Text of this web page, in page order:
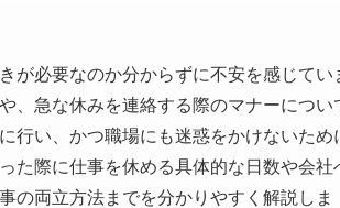
が必要なのか分からずに不安を感じてい
、急な休みを連絡する際のマナーについ
行い、かつ職場にも迷惑をかけないため
た際に仕事を休める具体的な日数や会社
の両立方法までを分かりやすく解説しま